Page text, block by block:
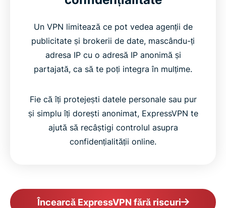
Un VPN limitează ce pot vedea agenții de
publicitate și brokerii de date, mascându-ți
adresa IP cu o adresă IP anonimă și
partajată, ca să te poți integra în mulțime.
Fie că îți protejești datele personale sau pur
și simplu îți dorești anonimat, ExpressVPN te
ajută să recâștigi controlul asupra
confidențialității online.
Încearcă ExpressVPN fără riscuri